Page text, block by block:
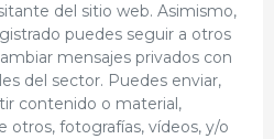
del sitio web. Asimismo,
puedes seguir a otros
mensajes privados con
del sector. Puedes enviar,
contenido o material,
otros, fotografías, vídeos, y/o